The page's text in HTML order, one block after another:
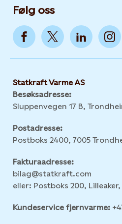
Følg oss
Statkraft Varme AS
Besøksadresse:
Sluppenvegen 17 B,
Postadresse:
Postboks 2400, 7005
Fakturaadresse:
bilag@statkraft.com
eller: Postboks 200,
Kundeservice fjernvarme: